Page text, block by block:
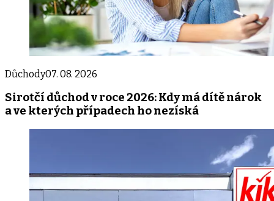
Důchody07. 08. 2026
Sirotčí důchod v roce 2026: Kdy má dítě nárok
a ve kterých případech ho nezíská